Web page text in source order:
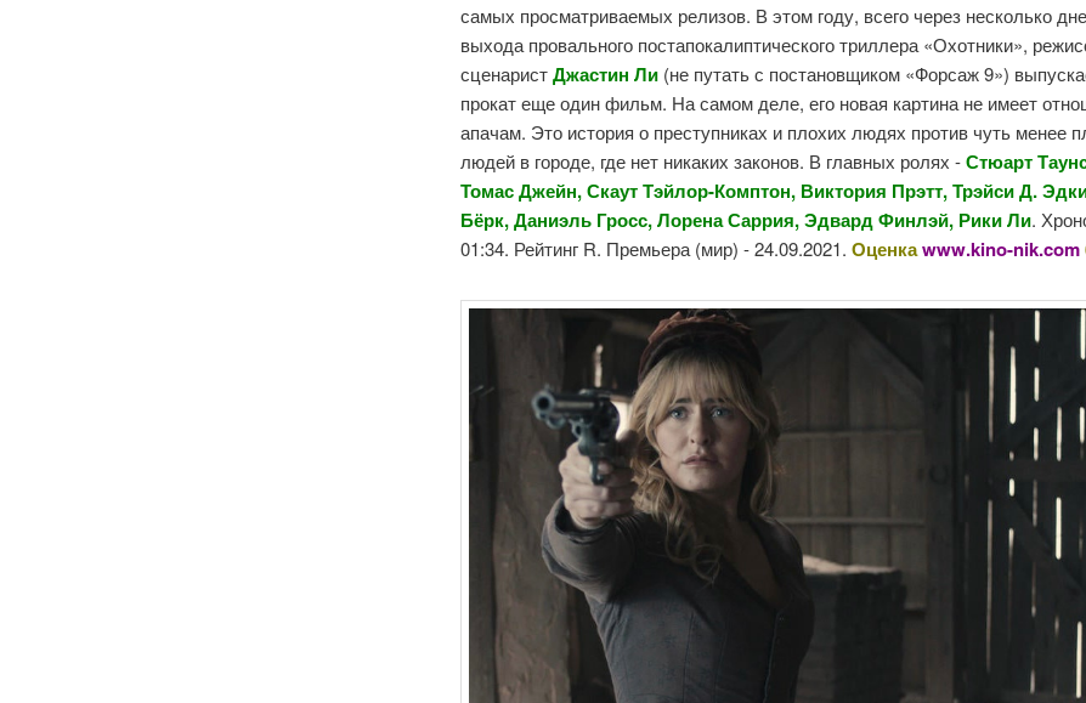
самых просматриваемых релизов. В этом году, всего через несколько
выхода провального постапокалиптического триллера «Охотники»,
сценаристДжастин Ли (не путать с постановщиком «Форсаж 9»)
прокат еще один фильм. На самом деле, его новая картина не имеет
апачам. Это история о преступниках и плохих людях против чуть менее
людей в городе, где нет никаких законов. В главных ролях -Стюарт
Томас Джейн, Скаут Тэйлор-Комптон, Виктория Прэтт, Трэйси Д.
Бёрк, Даниэль Гросс, Лорена Саррия, Эдвард Финлэй, Рики Ли.
01:34. Рейтинг R. Премьера (мир) - 24.09.2021.Оценкаwww.kino-nik.com